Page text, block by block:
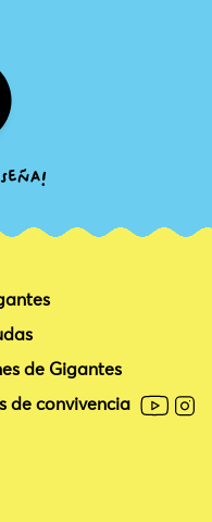
de Gigantes
de convivencia